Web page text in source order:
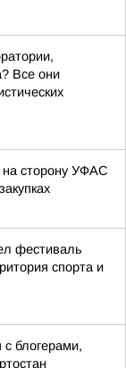
Все они
на сторону УФАС
фестиваль
спорта и
блогерами,